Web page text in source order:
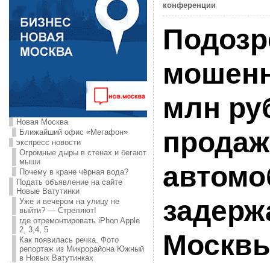
Новая Москва
Ближайший офис «Мегафон»
экспресс новости
Огромные дыры в стенах и бегают
мыши
Почему в кране чёрная вода?
Подать объявление на сайте
Новые Ватутинки
Уже и вечером на улицу не
выйти? — Стреляют!
где отремонтировать iPhon Apple
2, 3,4, 5
Как появилась речка. Фото
репортаж из Микрорайона Южный
в Новых Ватутинках
конференции
млн